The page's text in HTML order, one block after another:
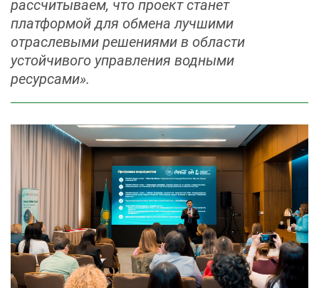
рассчитываем, что проект станет
платформой для обмена лучшими
отраслевыми решениями в области
устойчивого управления водными
ресурсами».